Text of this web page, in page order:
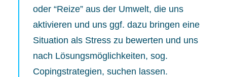
oder “Reize” aus der Umwelt, die uns
aktivieren und uns ggf. dazu bringen eine
Situation als Stress zu bewerten und uns
nach Lösungsmöglichkeiten, sog.
Copingstrategien, suchen lassen.